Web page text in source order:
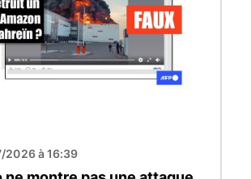
2026 à 16:39